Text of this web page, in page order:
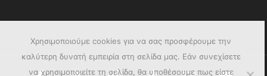
Χρησιμοποιούμε cookies για να σας προσφέρουμε την
καλύτερη δυνατή εμπειρία στη σελίδα μας. Εάν συνεχίσετε
να χρησιμοποιείτε τη σελίδα, θα υποθέσουμε πως είστε